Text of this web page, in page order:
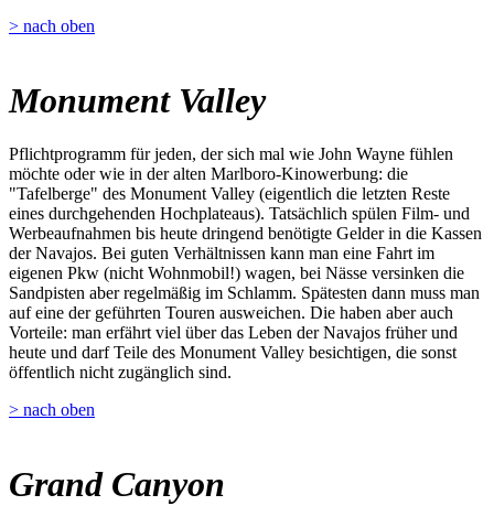
> nach oben
Monument Valley
Pflichtprogramm für jeden, der sich mal wie John Wayne fühlen
möchte oder wie in der alten Marlboro-Kinowerbung: die
"Tafelberge" des Monument Valley (eigentlich die letzten Reste
eines durchgehenden Hochplateaus). Tatsächlich spülen Film- und
Werbeaufnahmen bis heute dringend benötigte Gelder in die Kassen
der Navajos. Bei guten Verhältnissen kann man eine Fahrt im
eigenen Pkw (nicht Wohnmobil!) wagen, bei Nässe versinken die
Sandpisten aber regelmäßig im Schlamm. Spätesten dann muss man
auf eine der geführten Touren ausweichen. Die haben aber auch
Vorteile: man erfährt viel über das Leben der Navajos früher und
heute und darf Teile des Monument Valley besichtigen, die sonst
öffentlich nicht zugänglich sind.
> nach oben
Grand Canyon